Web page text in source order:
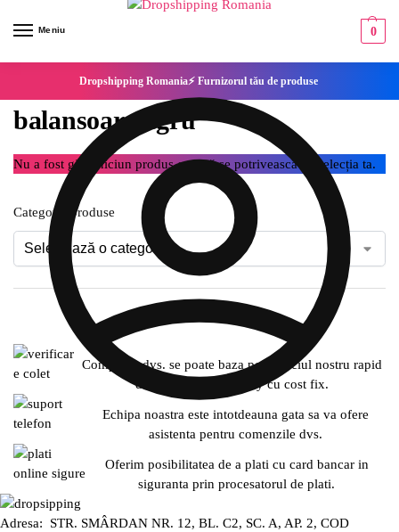
Meniu 0
Dropshipping Romania⚡ Furnizorul tău de produse
balansoar negru
Nu a fost găsit niciun produs care să se potrivească cu selecția ta.
Categorie produse
Compania dvs. se poate baza pe serviciul nostru rapid
de expediere SameDay cu cost fix.
Echipa noastra este intotdeauna gata sa va ofere
asistenta pentru comenzile dvs.
Oferim posibilitatea de a plati cu card bancar in
siguranta prin procesatorul de plati.
Adresa: STR. SMÂRDAN NR. 12, BL. C2, SC. A, AP. 2, COD